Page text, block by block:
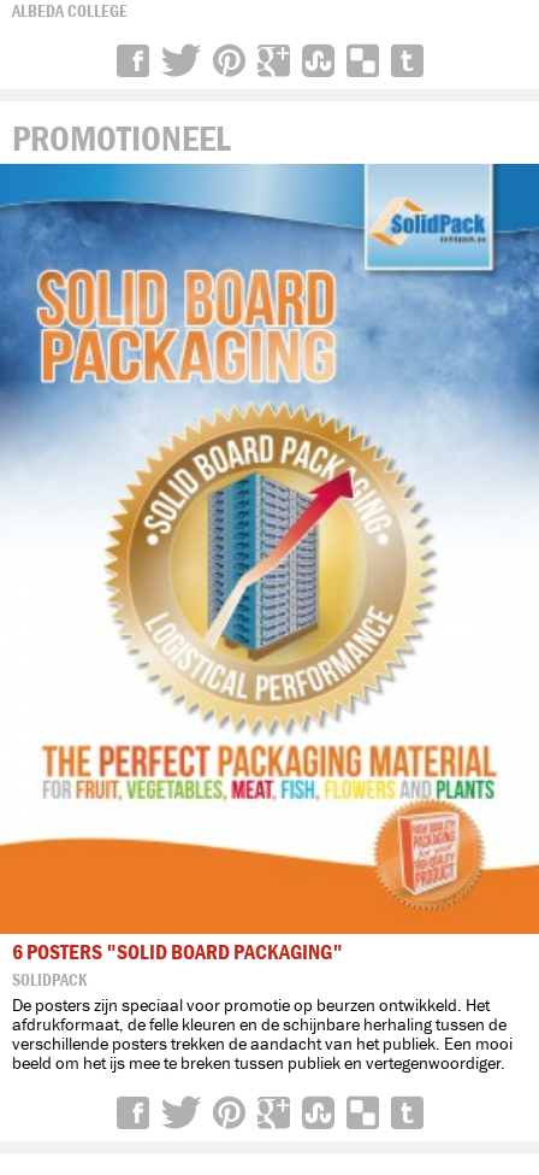
ALBEDA COLLEGE
PROMOTIONEEL
6 POSTERS "SOLID BOARD PACKAGING"
SOLIDPACK
De posters zijn speciaal voor promotie op beurzen ontwikkeld. Het
afdrukformaat, de felle kleuren en de schijnbare herhaling tussen de
verschillende posters trekken de aandacht van het publiek. Een mooi
beeld om het ijs mee te breken tussen publiek en vertegenwoordiger.